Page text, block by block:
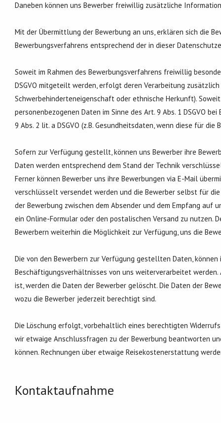
Daneben können uns Bewerber freiwillig zusätzliche
Mit der Übermittlung der Bewerbung an uns, erklären sich die
Bewerbungsverfahrens entsprechend der in dieser
Soweit im Rahmen des Bewerbungsverfahrens freiwillig
DSGVO mitgeteilt werden, erfolgt deren Verarbeitung zusätzlich
Schwerbehinderteneigenschaft oder ethnische Herkunft).
personenbezogenen Daten im Sinne des Art. 9 Abs. 1 DSGVO
9 Abs. 2 lit. a DSGVO (z.B. Gesundheitsdaten, wenn diese für
Sofern zur Verfügung gestellt, können uns Bewerber ihre
Daten werden entsprechend dem Stand der Technik
Ferner können Bewerber uns ihre Bewerbungen via E-Mail
verschlüsselt versendet werden und die Bewerber selbst für
der Bewerbung zwischen dem Absender und dem Empfang auf
ein Online-Formular oder den postalischen Versand zu nutzen.
Bewerbern weiterhin die Möglichkeit zur Verfügung, uns die
Die von den Bewerbern zur Verfügung gestellten Daten,
Beschäftigungsverhältnisses von uns weiterverarbeitet
ist, werden die Daten der Bewerber gelöscht. Die Daten der
wozu die Bewerber jederzeit berechtigt sind.
Die Löschung erfolgt, vorbehaltlich eines berechtigten
wir etwaige Anschlussfragen zu der Bewerbung beantworten
können. Rechnungen über etwaige Reisekostenerstattung
Kontaktaufnahme